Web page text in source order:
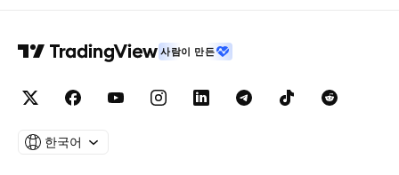
사람이 만든
한국어